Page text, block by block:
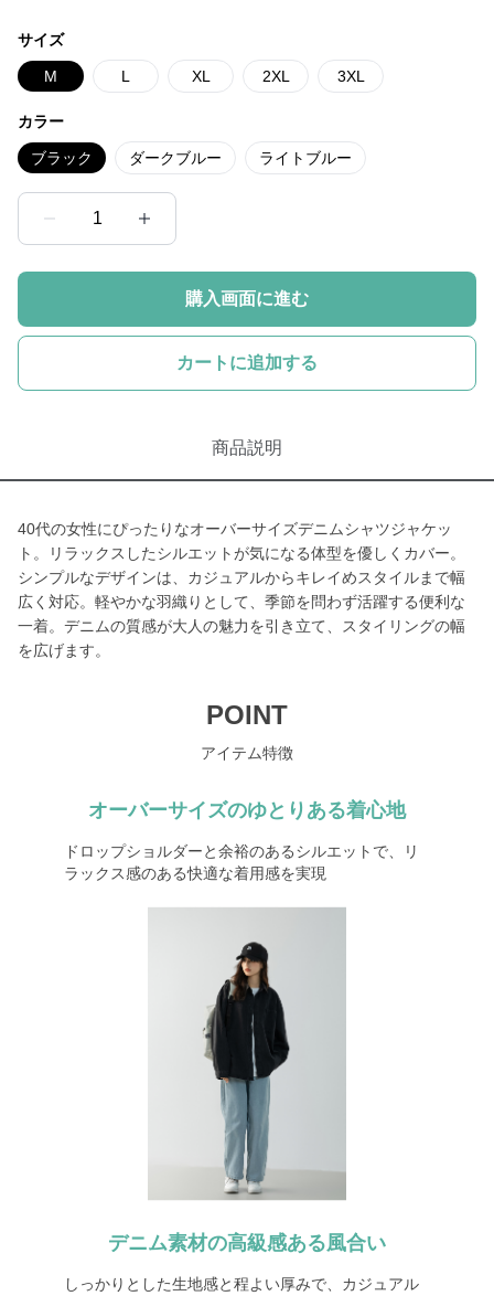
サイズ
M L XL 2XL 3XL
カラー
ブラック ダークブルー ライトブルー
1
購入画面に進む
カートに追加する
商品説明
40代の女性にぴったりなオーバーサイズデニムシャツジャケッ
ト。リラックスしたシルエットが気になる体型を優しくカバー。
シンプルなデザインは、カジュアルからキレイめスタイルまで幅
広く対応。軽やかな羽織りとして、季節を問わず活躍する便利な
一着。デニムの質感が大人の魅力を引き立て、スタイリングの幅
を広げます。
POINT
アイテム特徴
オーバーサイズのゆとりある着心地
ドロップショルダーと余裕のあるシルエットで、リ
ラックス感のある快適な着用感を実現
デニム素材の高級感ある風合い
しっかりとした生地感と程よい厚みで、カジュアル